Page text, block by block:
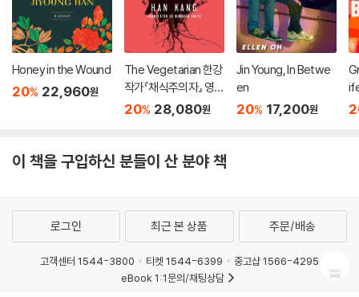
Honey in the Wound
20% 22,960원
The Vegetarian 한강
작가『채식주의자』 영문
판 (미국판)
20% 28,080원
Jin Young, In Betwe
en
20% 17,200원
이 책을 구입하신 분들이 산 분야 책
로그인 최근 본 상품 주문/배송
고객센터 1544-3800 티켓 1544-6399
중고샵 1566-4295
eBook 1:1문의/채팅상담